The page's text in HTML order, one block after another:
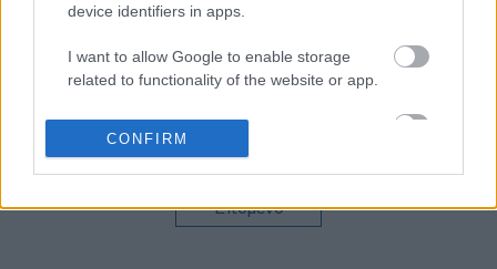
device identifiers in apps.
I want to allow Google to enable storage
related to functionality of the website or app.
I want to allow Google to enable storage
related to personalization.
related to security, including authentication
CONFIRM
Τραμπ: Ο Ζελένσκι
πρέπει να αποδεχτεί
το σχέδιο - Έχουμε
τρόπο να πετύχουμε
Επόμενο